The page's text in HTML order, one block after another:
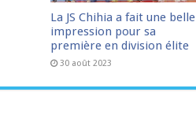
La JS Chihia a fait une belle
impression pour sa
première en division élite
30 août 2023